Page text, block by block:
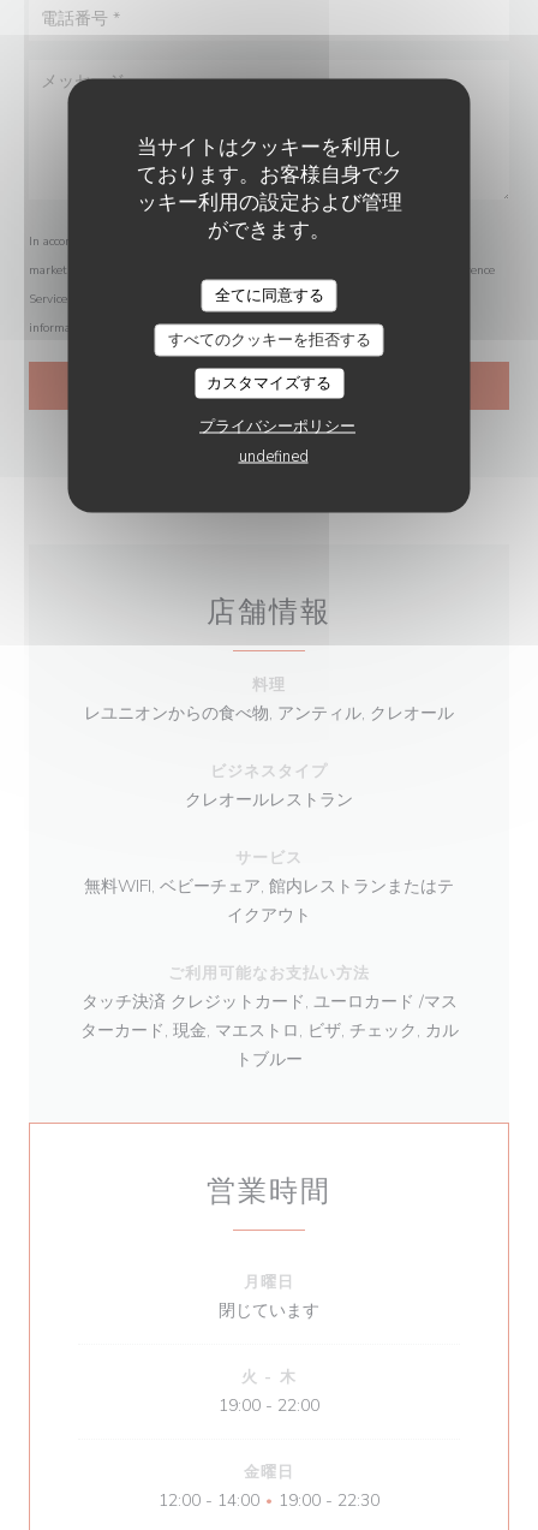
当サイトはクッキーを利用し
ております。お客様自身でク
ッキー利用の設定および管理
ができます。
全てに同意する
すべてのクッキーを拒否する
カスタマイズする
プライバシーポリシー
undefined
In accordance with data protection regulations, you have the right to opt out of
marketing communications. UK residents can register with the Telephone Preference
Service at
. US residents can register at
information about how we process your data, please see ourprivacy policy
店舗情報
料理
レユニオンからの食べ物, アンティル, クレオール
ビジネスタイプ
クレオールレストラン
サービス
無料WIFI, ベビーチェア, 館内レストランまたはテ
イクアウト
ご利用可能なお支払い方法
タッチ決済 クレジットカード, ユーロカード /マス
ターカード, 現金, マエストロ, ビザ, チェック, カル
トブルー
営業時間
月曜日
閉じています
火 - 木
19:00 - 22:00
金曜日
12:00 - 14:00 • 19:00 - 22:30